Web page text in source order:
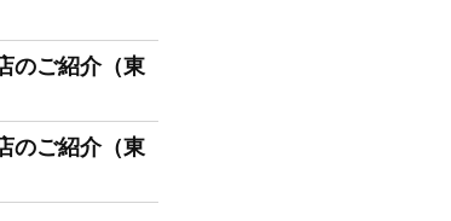
のご紹介（東
のご紹介（東